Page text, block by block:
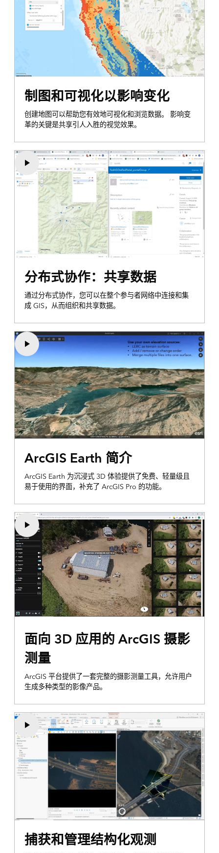
制图和可视化以影响变化
创建地图可以帮助您有效地可视化和浏览数据。 影响变
革的关键是共享引人入胜的视觉效果。
分布式协作：共享数据
通过分布式协作，您可以在整个参与者网络中连接和集
成 GIS，从而组织和共享数据。
ArcGIS Earth 简介
ArcGIS Earth 为沉浸式 3D 体验提供了免费、轻量级且
易于使用的界面，补充了 ArcGIS Pro 的功能。
面向 3D 应用的 ArcGIS 摄影
测量
ArcGIS 平台提供了一套完整的摄影测量工具，允许用户
生成多种类型的影像产品。
捕获和管理结构化观测